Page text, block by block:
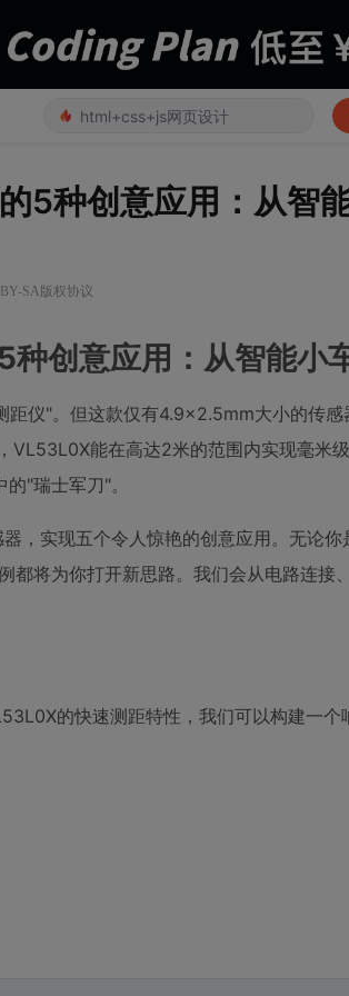
5种创意应用：从智
SA版权协议
创意应用：从智能小
仪"。但这款仅有4.9×2.5mm大小的传感
能在高达2米的范围内实现毫米
"瑞士军刀"。
，实现五个令人惊艳的创意应用。无论
将为你打开新思路。我们会从电路连接
的快速测距特性，我们可以构建一